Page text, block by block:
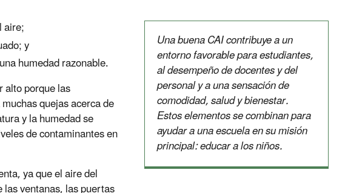
Una buena CAI contribuye a un
entorno favorable para estudiantes,
al desempeño de docentes y del
personal y a una sensación de
comodidad, salud y bienestar.
Estos elementos se combinan para
ayudar a una escuela en su misión
principal: educar a los niños.
aire;
y
humedad razonable.
alto porque las
quejas acerca de
y la humedad se
de contaminantes en
ya que el aire del